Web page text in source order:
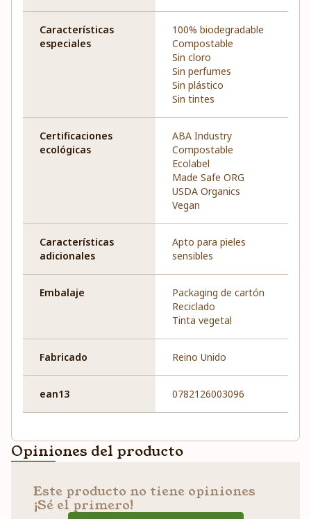
Características
especiales
100% biodegradable
Compostable
Sin cloro
Sin perfumes
Sin plástico
Sin tintes
Certificaciones
ecológicas
ABA Industry
Compostable
Ecolabel
Made Safe ORG
USDA Organics
Vegan
Características
adicionales
Apto para pieles
sensibles
Embalaje
Packaging de cartón
Reciclado
Tinta vegetal
Fabricado Reino Unido
ean13 0782126003096
Opiniones del producto
Este producto no tiene opiniones
¡Sé el primero!